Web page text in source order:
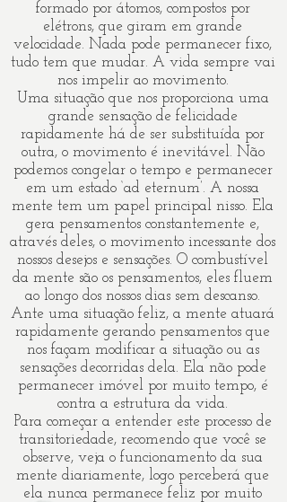
formado por átomos, compostos por
elétrons, que giram em grande
velocidade. Nada pode permanecer fixo,
tudo tem que mudar. A vida sempre vai
nos impelir ao movimento.
Uma situação que nos proporciona uma
grande sensação de felicidade
rapidamente há de ser substituída por
outra, o movimento é inevitável. Não
podemos congelar o tempo e permanecer
em um estado ‘ad eternum’. A nossa
mente tem um papel principal nisso. Ela
gera pensamentos constantemente e,
através deles, o movimento incessante dos
nossos desejos e sensações. O combustível
da mente são os pensamentos, eles fluem
ao longo dos nossos dias sem descanso.
Ante uma situação feliz, a mente atuará
rapidamente gerando pensamentos que
nos façam modificar a situação ou as
sensações decorridas dela. Ela não pode
permanecer imóvel por muito tempo, é
contra a estrutura da vida.
Para começar a entender este processo de
transitoriedade, recomendo que você se
observe, veja o funcionamento da sua
mente diariamente, logo perceberá que
ela nunca permanece feliz por muito